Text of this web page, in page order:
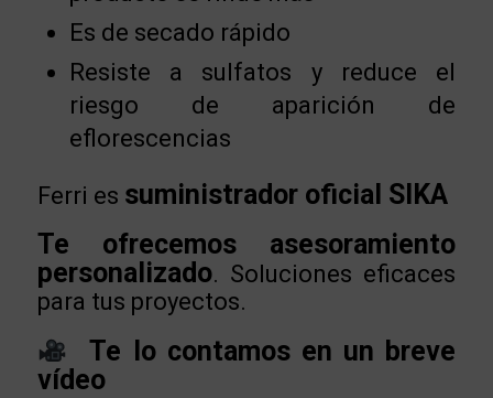
Es de secado rápido
Resiste a sulfatos y reduce el
riesgo de aparición de
eflorescencias
Ferri es suministrador oficial SIKA
Te ofrecemos asesoramiento
personalizado. Soluciones eficaces
para tus proyectos.
Te lo contamos en un breve
vídeo